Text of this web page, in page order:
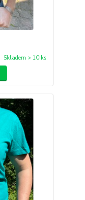
Skladem > 10 ks